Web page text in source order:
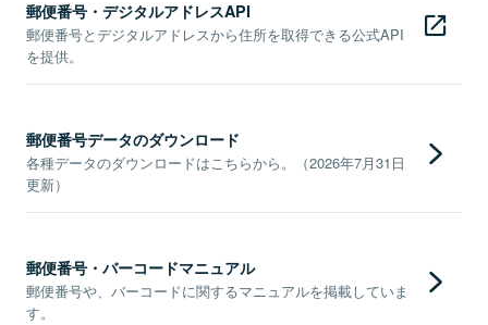
郵便番号・デジタルアドレスAPI
郵便番号とデジタルアドレスから住所を取得できる公式API
を提供。
郵便番号データのダウンロード
各種データのダウンロードはこちらから。（2026年7月31日
更新）
郵便番号・バーコードマニュアル
郵便番号や、バーコードに関するマニュアルを掲載していま
す。